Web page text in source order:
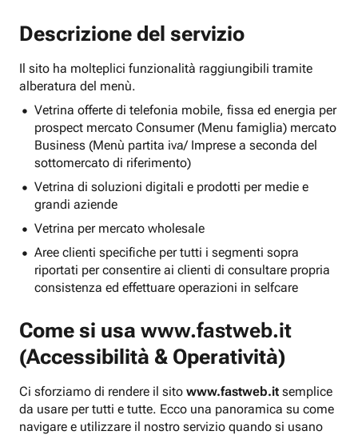
Descrizione del servizio
Il sito ha molteplici funzionalità raggiungibili tramite
alberatura del menù.
Vetrina offerte di telefonia mobile, fissa ed energia per
prospect mercato Consumer (Menu famiglia) mercato
Business (Menù partita iva/ Imprese a seconda del
sottomercato di riferimento)
Vetrina di soluzioni digitali e prodotti per medie e
grandi aziende
Vetrina per mercato wholesale
Aree clienti specifiche per tutti i segmenti sopra
riportati per consentire ai clienti di consultare propria
consistenza ed effettuare operazioni in selfcare
Come si usa www.fastweb.it
(Accessibilità & Operatività)
Ci sforziamo di rendere il sito www.fastweb.it semplice
da usare per tutti e tutte. Ecco una panoramica su come
navigare e utilizzare il nostro servizio quando si usano